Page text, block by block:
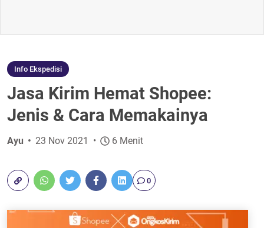
Info Ekspedisi
Jasa Kirim Hemat Shopee:
Jenis & Cara Memakainya
Ayu 23 Nov 2021 6 Menit
0